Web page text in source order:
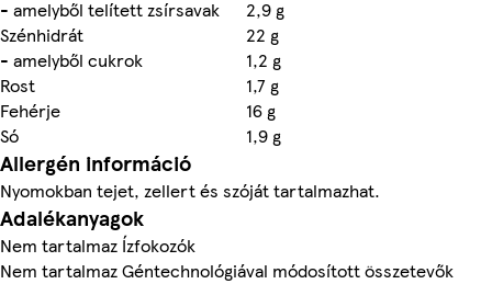
- amelyből telített zsírsavak
2,9 g
Szénhidrát
22 g
- amelyből cukrok
1,2 g
Rost
1,7 g
Fehérje
16 g
Só
1,9 g
Allergén információ
Nyomokban tejet, zellert és szóját tartalmazhat.
Adalékanyagok
Nem tartalmaz Ízfokozók
Nem tartalmaz Géntechnológiával módosított összetevők